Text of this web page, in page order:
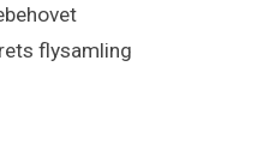
flysamling